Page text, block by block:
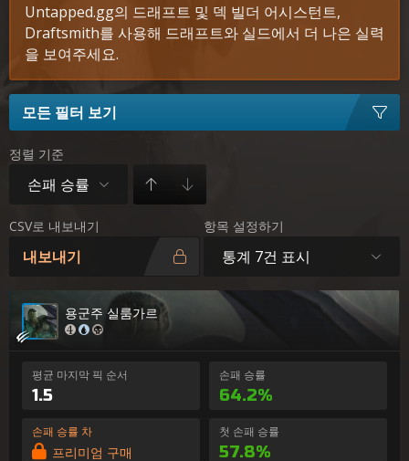
Untapped.gg의 드래프트 및 덱 빌더 어시스턴트,
Draftsmith를 사용해 드래프트와 실드에서 더 나은 실력
을 보여주세요.
모든 필터 보기
정렬 기준
손패 승률
CSV로 내보내기
내보내기
항목 설정하기
통계 7건 표시
용군주 실룸가르
평균 마지막 픽 순서
1.5
손패 승률
64.2%
손패 승률 차
프리미엄 구매
첫 손패 승률
57.8%